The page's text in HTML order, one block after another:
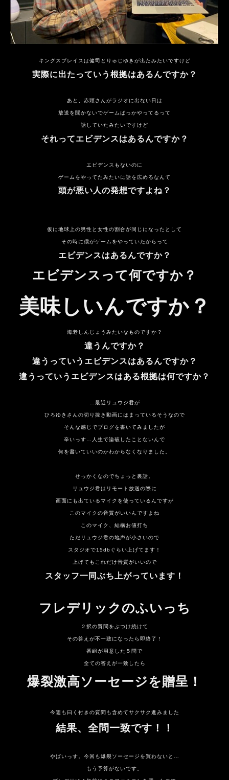
キングスプレイスは健司とりゅじゆきが出たみたいですけど
実際に出たっていう根拠はあるんですか？
あと、赤頭さんがラジオに出ない日は
放送を聞かないでゲームばっかやってるって
話していたみたいですけど
それってエビデンスはあるんですか？
エビデンスもないのに
ゲームをやってたみたいに話を広めるなんて
頭が悪い人の発想ですよね？
仮に地球上の男性と女性の割合が同じになったとして
その時に僕がゲームをやっていたからって
エビデンスはあるんですか？
エビデンスって何ですか？
美味しいんですか？
海老しんじょうみたいなものですか？
違うんですか？
違うっていうエビデンスはあるんですか？
違うっていうエビデンスはある根拠は何ですか？
…最近リュウジ君が
ひろゆきさんの切り抜き動画にはまっているそうなので
そんな感じでブログを書いてみましたが
辛いっす…人生で論破したことないんで
何を書いていいのかわからなくなりました。
せっかくなのでちょっと裏話。
リュウジ君はリモート放送の際に
画面にも出ているマイクを使っているんですが
このマイクの音質がいいんですよね
このマイク、結構お値打ち
ただリュウジ君の地声が小さいので
スタジオで15dbぐらい上げてます！
上げてもこれだけ音質がいいので
スタッフ一同ぶち上がっています！
フレデリックのふいっち
２択の質問をぶつけ続けて
その答えが不一致になったら即終了！
番組が用意した５問で
全ての答えが一致したら
爆裂激高ソーセージを贈呈！
今週も曰く付きの質問も含めてサクサク進みました
結果、全問一致です！！
やばいっす。今回も爆裂ソーセージを買わないと…
もう予算がないです。